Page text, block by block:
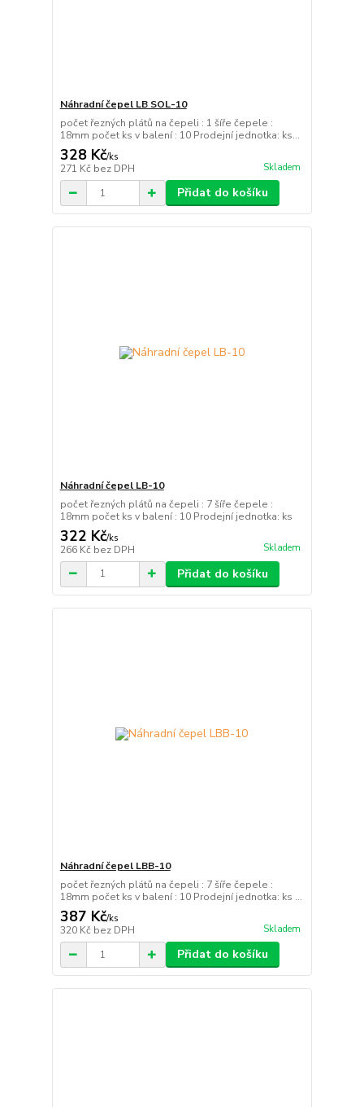
Náhradní čepel LB SOL-10
počet řezných plátů na čepeli : 1 šíře čepele :
18mm počet ks v balení : 10 Prodejní jednotka: ks...
328 Kč/ks
271 Kč bez DPH Skladem
Přidat do košíku
Náhradní čepel LB-10
počet řezných plátů na čepeli : 7 šíře čepele :
18mm počet ks v balení : 10 Prodejní jednotka: ks
322 Kč/ks
266 Kč bez DPH Skladem
Přidat do košíku
Náhradní čepel LBB-10
počet řezných plátů na čepeli : 7 šíře čepele :
18mm počet ks v balení : 10 Prodejní jednotka: ks ...
387 Kč/ks
320 Kč bez DPH Skladem
Přidat do košíku